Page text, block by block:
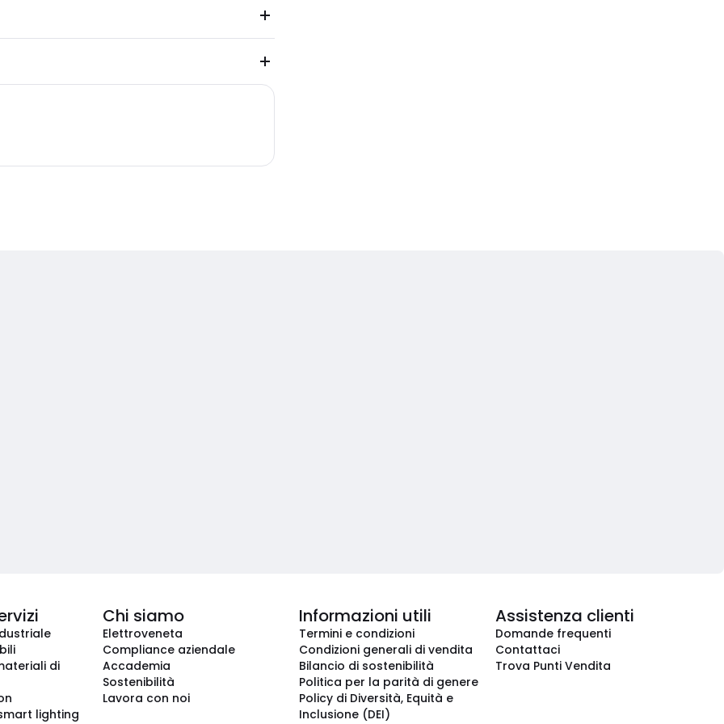
di
lighting
Chi siamo
Elettroveneta
Compliance aziendale
Accademia
Sostenibilità
Lavora con noi
Informazioni utili
Termini e condizioni
Condizioni generali di vendita
Bilancio di sostenibilità
Politica per la parità di genere
Policy di Diversità, Equità e
Inclusione (DEI)
Assistenza clienti
Domande frequenti
Contattaci
Trova Punti Vendita